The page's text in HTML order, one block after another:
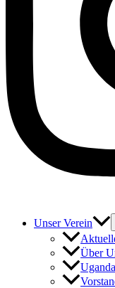
Unser Verein
Über